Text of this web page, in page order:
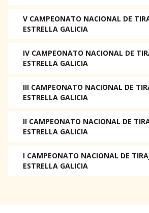
V CAMPEONATO NACIONAL DE
ESTRELLA GALICIA
IV CAMPEONATO NACIONAL DE
ESTRELLA GALICIA
III CAMPEONATO NACIONAL DE
ESTRELLA GALICIA
II CAMPEONATO NACIONAL DE
ESTRELLA GALICIA
I CAMPEONATO NACIONAL DE
ESTRELLA GALICIA